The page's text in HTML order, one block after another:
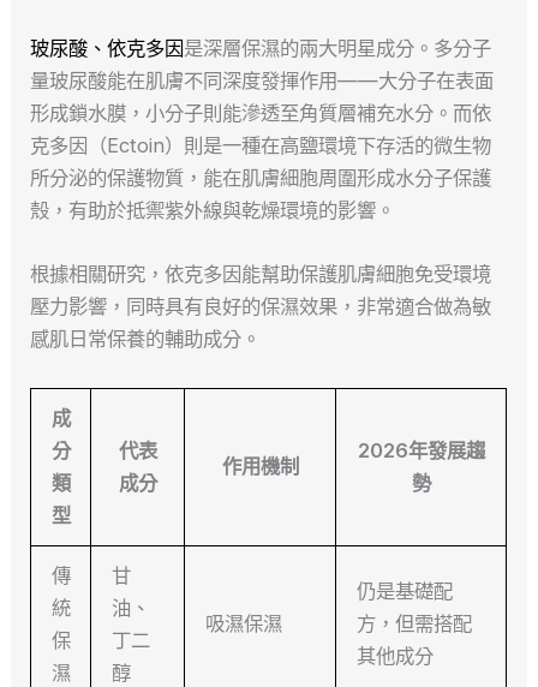
玻尿酸、依克多因是深層保濕的兩大明星成分。多分子
量玻尿酸能在肌膚不同深度發揮作用——大分子在表面
形成鎖水膜，小分子則能滲透至角質層補充水分。而依
克多因（Ectoin）則是一種在高鹽環境下存活的微生物
所分泌的保護物質，能在肌膚細胞周圍形成水分子保護
殼，有助於抵禦紫外線與乾燥環境的影響。
根據相關研究，依克多因能幫助保護肌膚細胞免受環境
壓力影響，同時具有良好的保濕效果，非常適合做為敏
感肌日常保養的輔助成分。
成
分
類
型
代表
成分
作用機制
2026年發展趨
勢
傳
統
保
濕
甘
油、
丁二
醇
吸濕保濕
仍是基礎配
方，但需搭配
其他成分